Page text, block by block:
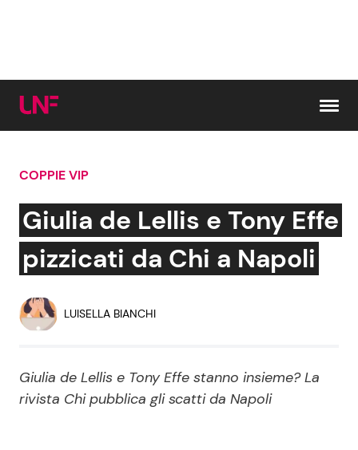
Cerca:
News e Cronaca
Attualità Italiana
Dal Mondo
Economia
Gossip e TV
Bellezze VIP
Fiction e Serie TV
COPPIE VIP
Giulia de Lellis e Tony Effe
pizzicati da Chi a Napoli
LUISELLA BIANCHI
Giulia de Lellis e Tony Effe stanno insieme? La
rivista Chi pubblica gli scatti da Napoli